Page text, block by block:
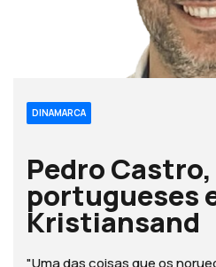
DINAMARCA
Pedro
portugueses
Kristiansand
"Uma das coisas que os